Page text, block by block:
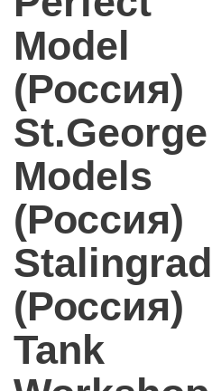
Model
(Россия)
St.George
Models
(Россия)
Stalingrad
(Россия)
Tank